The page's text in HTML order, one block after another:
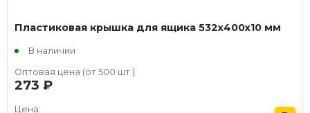
Пластиковая крышка для ящика 532х400х10 мм
В наличии
Оптовая цена (от 500 шт.):
273
Цена: